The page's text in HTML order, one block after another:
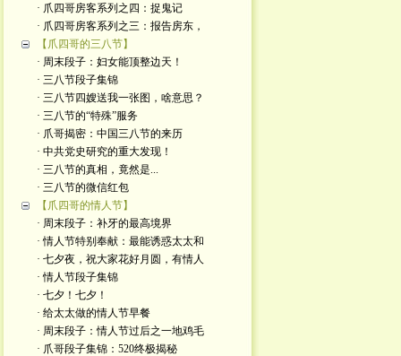
· 爪四哥房客系列之四：捉鬼记
· 爪四哥房客系列之三：报告房东，
【爪四哥的三八节】
· 周末段子：妇女能顶整边天！
· 三八节段子集锦
· 三八节四嫂送我一张图，啥意思？
· 三八节的“特殊”服务
· 爪哥揭密：中国三八节的来历
· 中共党史研究的重大发现！
· 三八节的真相，竟然是...
· 三八节的微信红包
【爪四哥的情人节】
· 周末段子：补牙的最高境界
· 情人节特别奉献：最能诱惑太太和
· 七夕夜，祝大家花好月圆，有情人
· 情人节段子集锦
· 七夕！七夕！
· 给太太做的情人节早餐
· 周末段子：情人节过后之一地鸡毛
· 爪哥段子集锦：520终极揭秘